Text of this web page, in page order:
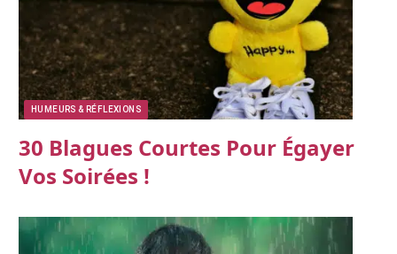
HUMEURS & RÉFLEXIONS
30 Blagues Courtes Pour Égayer
Vos Soirées !